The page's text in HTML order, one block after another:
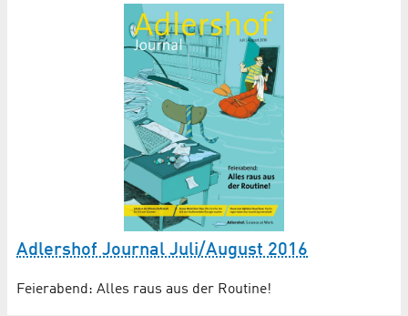
Adlershof Journal Juli/August 2016
Feierabend: Alles raus aus der Routine!